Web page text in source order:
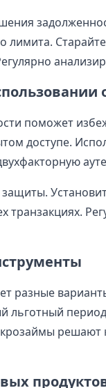
лимита.
поможет
доступе.
разные
льготный
решают